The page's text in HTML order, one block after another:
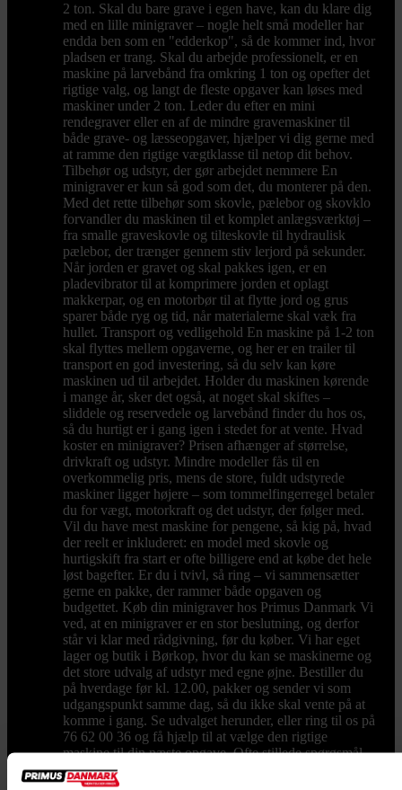
2 ton. Skal du bare grave i egen have, kan du klare dig
med en lille minigraver – nogle helt små modeller har
endda ben som en "edderkop", så de kommer ind, hvor
pladsen er trang. Skal du arbejde professionelt, er en
maskine på larvebånd fra omkring 1 ton og opefter det
rigtige valg, og langt de fleste opgaver kan løses med
maskiner under 2 ton. Leder du efter en mini
rendegraver eller en af de mindre gravemaskiner til
både grave- og læsseopgaver, hjælper vi dig gerne med
at ramme den rigtige vægtklasse til netop dit behov.
Tilbehør og udstyr, der gør arbejdet nemmere En
minigraver er kun så god som det, du monterer på den.
Med det rette tilbehør som skovle, pælebor og skovklo
forvandler du maskinen til et komplet anlægsværktøj –
fra smalle graveskovle og tilteskovle til hydraulisk
pælebor, der trænger gennem stiv lerjord på sekunder.
Når jorden er gravet og skal pakkes igen, er en
pladevibrator til at komprimere jorden et oplagt
makkerpar, og en motorbør til at flytte jord og grus
sparer både ryg og tid, når materialerne skal væk fra
hullet. Transport og vedligehold En maskine på 1-2 ton
skal flyttes mellem opgaverne, og her er en trailer til
transport en god investering, så du selv kan køre
maskinen ud til arbejdet. Holder du maskinen kørende
i mange år, sker det også, at noget skal skiftes –
sliddele og reservedele og larvebånd finder du hos os,
så du hurtigt er i gang igen i stedet for at vente. Hvad
koster en minigraver? Prisen afhænger af størrelse,
drivkraft og udstyr. Mindre modeller fås til en
overkommelig pris, mens de store, fuldt udstyrede
maskiner ligger højere – som tommelfingerregel betaler
du for vægt, motorkraft og det udstyr, der følger med.
Vil du have mest maskine for pengene, så kig på, hvad
der reelt er inkluderet: en model med skovle og
hurtigskift fra start er ofte billigere end at købe det hele
løst bagefter. Er du i tvivl, så ring – vi sammensætter
gerne en pakke, der rammer både opgaven og
budgettet. Køb din minigraver hos Primus Danmark Vi
ved, at en minigraver er en stor beslutning, og derfor
står vi klar med rådgivning, før du køber. Vi har eget
lager og butik i Børkop, hvor du kan se maskinerne og
det store udvalg af udstyr med egne øjne. Bestiller du
på hverdage før kl. 12.00, pakker og sender vi som
udgangspunkt samme dag, så du ikke skal vente på at
komme i gang. Se udvalget herunder, eller ring til os på
76 62 00 36 og få hjælp til at vælge den rigtige
maskine til din næste opgave. Ofte stillede spørgsmål
Hvad koster en minigraver? En minigraver kan
afhængigt af model, drivkraft og udstyr købes fra